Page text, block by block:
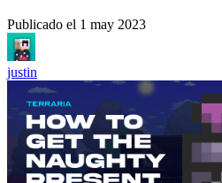
Publicado el 1 may 2023
justin